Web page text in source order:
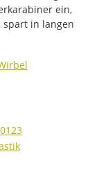
ein,
spart in langen